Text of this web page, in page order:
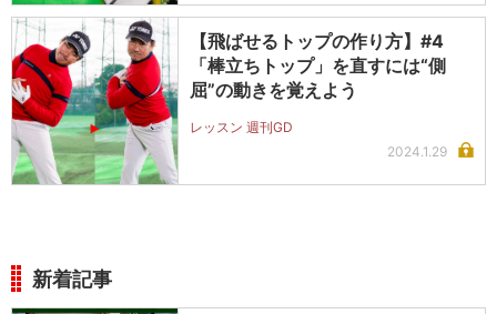
【飛ばせるトップの作り方】#4
「棒立ちトップ」を直すには“側
屈”の動きを覚えよう
レッスン 週刊GD
2024.1.29
新着記事